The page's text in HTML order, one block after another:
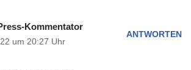
Kommentator
um 20:27 Uhr
ANTWORTEN